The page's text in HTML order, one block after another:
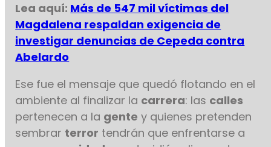
Lea aquí: Más de 547 mil víctimas del
Magdalena respaldan exigencia de
investigar denuncias de Cepeda contra
Abelardo
Ese fue el mensaje que quedó flotando en el
ambiente al finalizar la carrera: las calles
pertenecen a la gente y quienes pretenden
sembrar terror tendrán que enfrentarse a